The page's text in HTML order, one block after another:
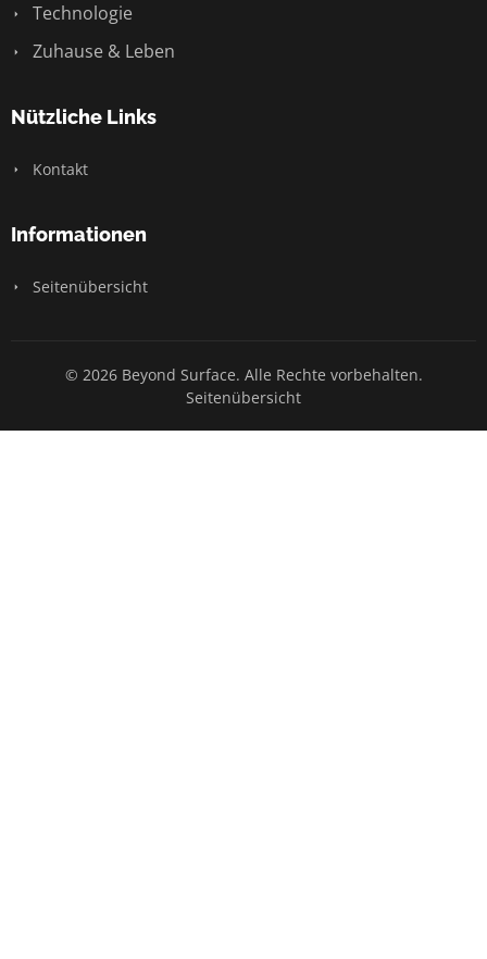
Technologie
Zuhause & Leben
Nützliche Links
Kontakt
Informationen
Seitenübersicht
© 2026 Beyond Surface. Alle Rechte vorbehalten.
Seitenübersicht